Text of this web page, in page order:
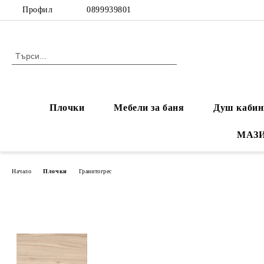
Профил 0899939801
Плочки Мебели за баня Душ
Начало Плочки Гранитогрес